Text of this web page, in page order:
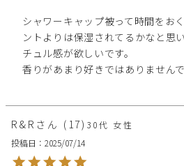
シャワーキャップ被って時間をお
ントよりは保湿されてるかなと思
チュル感が欲しいです。
香りがあまり好きではありませんで
R&R 17 30代 女性
投稿日
2025/07/14